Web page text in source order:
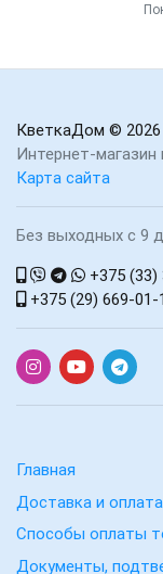
КветкаДом © 2026
Интернет-
Карта сайта
Без выходных с 9
+375
+375 (29) 669-01-
Главная
Доставка и оплата
Способы оплаты
Документы,